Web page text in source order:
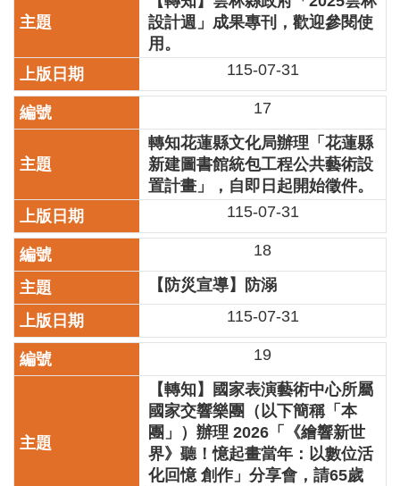
權
明
隱
私
保
政
策
資
訊
安
全
政
策
站
設計週」成果專刊，歡迎參閱使
用。
115-07-31
17
轉知花蓮縣文化局辦理「花蓮縣
新建圖書館統包工程公共藝術設
置計畫」，自即日起開始徵件。
115-07-31
18
【防災宣導】防溺
115-07-31
19
【轉知】國家表演藝術中心所屬
國家交響樂團（以下簡稱「本
團」）辦理 2026「《繪響新世
界》聽！憶起畫當年：以數位活
化回憶 創作」分享會，請65歲